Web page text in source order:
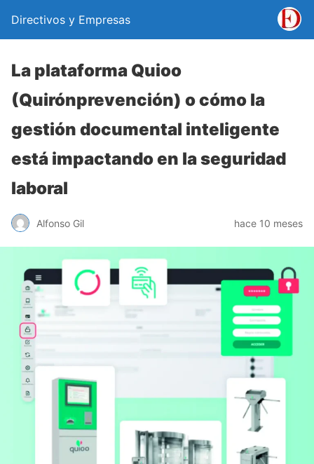
Directivos y Empresas
La plataforma Quioo
(Quirónprevención) o cómo la
gestión documental inteligente
está impactando en la seguridad
laboral
Alfonso Gil hace 10 meses